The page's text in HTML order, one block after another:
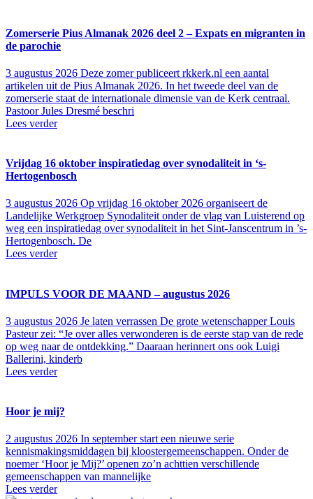
Zomerserie Pius Almanak 2026 deel 2 – Expats en migranten in
de parochie
3 augustus 2026 Deze zomer publiceert rkkerk.nl een aantal
artikelen uit de Pius Almanak 2026. In het tweede deel van de
zomerserie staat de internationale dimensie van de Kerk centraal.
Pastoor Jules Dresmé beschri
Lees verder
Vrijdag 16 oktober inspiratiedag over synodaliteit in ‘s-
Hertogenbosch
3 augustus 2026 Op vrijdag 16 oktober 2026 organiseert de
Landelijke Werkgroep Synodaliteit onder de vlag van Luisterend op
weg een inspiratiedag over synodaliteit in het Sint-Janscentrum in ’s-
Hertogenbosch. De
Lees verder
IMPULS VOOR DE MAAND – augustus 2026
3 augustus 2026 Je laten verrassen De grote wetenschapper Louis
Pasteur zei: “Je over alles verwonderen is de eerste stap van de rede
op weg naar de ontdekking.” Daaraan herinnert ons ook Luigi
Ballerini, kinderb
Lees verder
Hoor je mij?
2 augustus 2026 In september start een nieuwe serie
kennismakingsmiddagen bij kloostergemeenschappen. Onder de
noemer ‘Hoor je Mij?’ openen zo’n achttien verschillende
gemeenschappen van mannelijke
Lees verder